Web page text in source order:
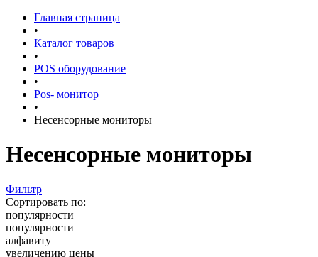
Главная страница
•
Каталог товаров
•
POS оборудование
•
Pos- монитор
•
Несенсорные мониторы
Несенсорные мониторы
Фильтр
Сортировать по:
популярности
популярности
алфавиту
увеличению цены